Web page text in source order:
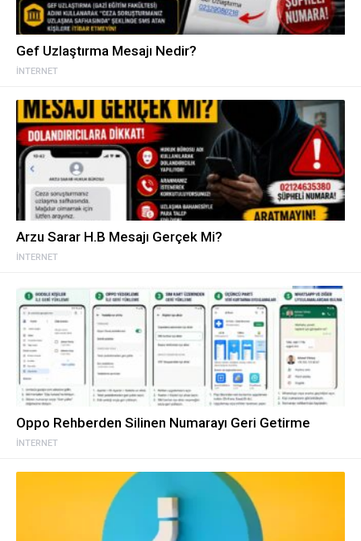
İNTERNET
Gef Uzlaştırma Mesajı Nedir?
İNTERNET
Arzu Sarar H.B Mesajı Gerçek Mi?
İNTERNET
Oppo Rehberden Silinen Numarayı Geri Getirme